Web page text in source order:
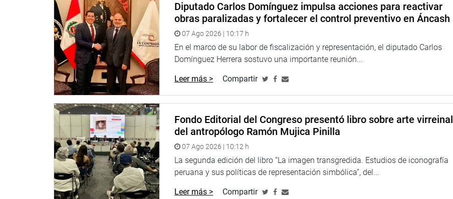
Diputado Carlos Domínguez impulsa acciones para reactivar
obras paralizadas y fortalecer el control preventivo en Áncash
07 Ago 2026 | 10:17 h
En el marco de su labor de fiscalización y representación, el diputado Carlos
Domínguez Herrera sostuvo una importante reunión...
Leer más > Compartir
Fondo Editorial del Congreso presentó libro sobre arte virreinal
del antropólogo Ramón Mujica Pinilla
07 Ago 2026 | 10:12 h
La segunda edición del libro “La imagen transgredida. Estudios de iconografía
peruana y sus políticas de representación simbólica”, del...
Leer más > Compartir